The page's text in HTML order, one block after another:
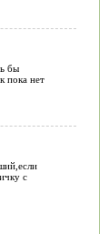
бы
пока нет
с